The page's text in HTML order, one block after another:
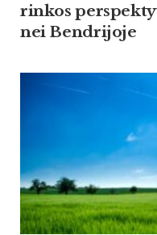
rinkos
nei Bendrijoje